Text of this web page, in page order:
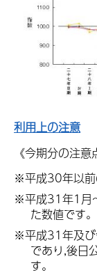
利用上の注意
《今期分の注意
※平成30年以前
※平成31年1月
た数値です。
※平成31年及び
であり,後日
す。